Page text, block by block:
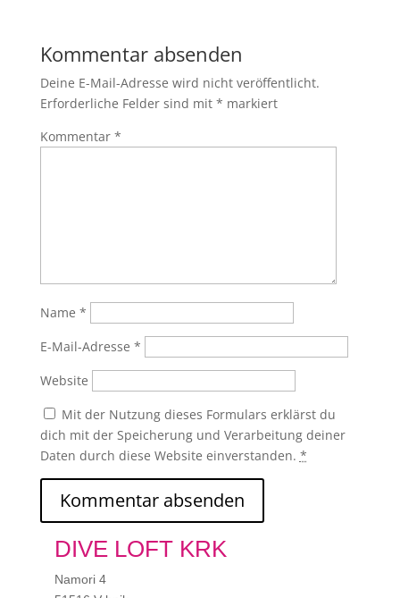
Kommentar absenden
Deine E-Mail-Adresse wird nicht veröffentlicht.
Erforderliche Felder sind mit * markiert
Kommentar *
Name *
E-Mail-Adresse *
Website
Mit der Nutzung dieses Formulars erklärst du
dich mit der Speicherung und Verarbeitung deiner
Daten durch diese Website einverstanden. *
DIVE LOFT KRK
Namori 4